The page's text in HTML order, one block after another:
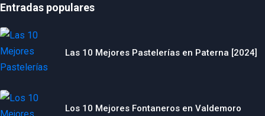
Entradas populares
Las 10 Mejores Pastelerías en Paterna [2024]
Los 10 Mejores Fontaneros en Valdemoro